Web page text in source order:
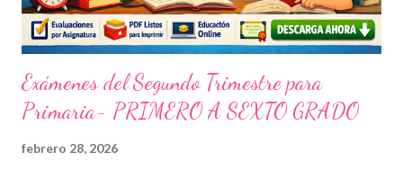
n
a
i
o
Exámenes del Segundo Trimestre para
Primaria- PRIMERO A SEXTO GRADO
febrero 28, 2026